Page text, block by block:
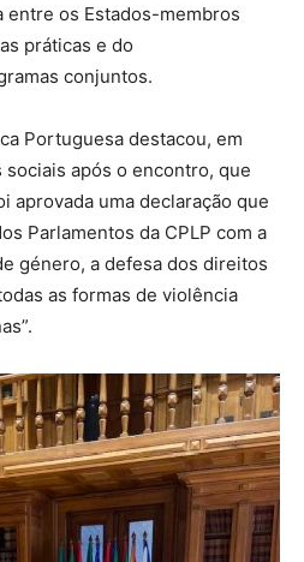
entre os Estados-membros
práticas e do
conjuntos.
Portuguesa destacou, em
após o encontro, que
aprovada uma declaração que
Parlamentos da CPLP com a
género, a defesa dos direitos
as formas de violência